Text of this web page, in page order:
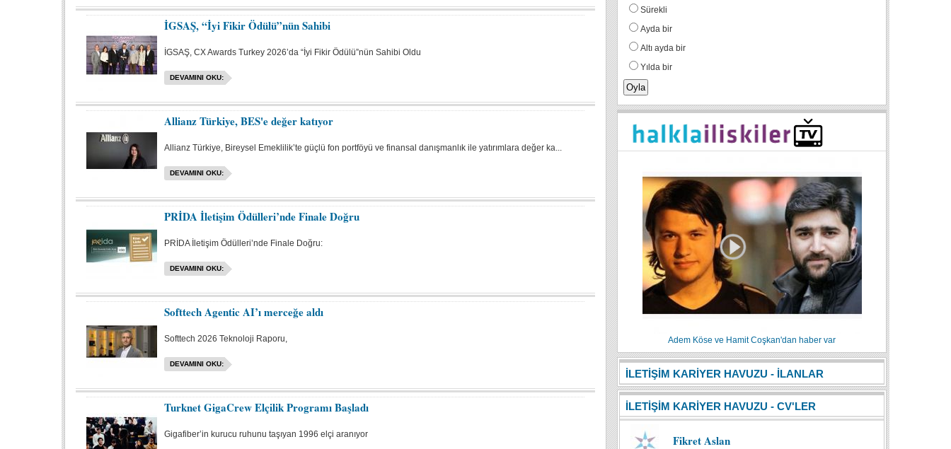
İGSAŞ, “İyi Fikir Ödülü”nün Sahibi
İGSAŞ, CX Awards Turkey 2026’da “İyi Fikir Ödülü”nün Sahibi Oldu
DEVAMINI OKU:
Allianz Türkiye, BES'e değer katıyor
Allianz Türkiye, Bireysel Emeklilik’te güçlü fon portföyü ve finansal danışmanlık ile yatırımlara değer ka...
DEVAMINI OKU:
PRİDA İletişim Ödülleri’nde Finale Doğru
PRİDA İletişim Ödülleri’nde Finale Doğru:
DEVAMINI OKU:
Softtech Agentic AI’ı merceğe aldı
Softtech 2026 Teknoloji Raporu,
DEVAMINI OKU:
Turknet GigaCrew Elçilik Programı Başladı
Gigafiber’in kurucu ruhunu taşıyan 1996 elçi aranıyor
Sürekli
Ayda bir
Altı ayda bir
Yılda bir
Adem Köse ve Hamit Coşkan'dan haber var
İLETİŞİM KARİYER HAVUZU - İLANLAR
İLETİŞİM KARİYER HAVUZU - CV'LER
Fikret Aslan